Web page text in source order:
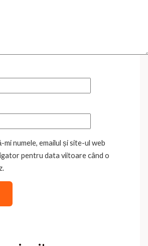
mi numele, emailul și site-ul web
pentru data viitoare când o